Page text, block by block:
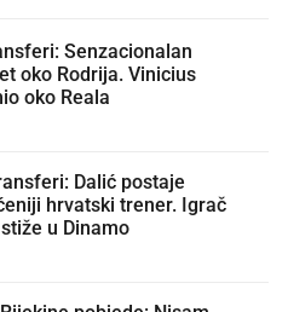
Senzacionalan
oko Rodrija. Vinicius
oko Reala
Dalić postaje
hrvatski trener. Igrač
stiže u Dinamo